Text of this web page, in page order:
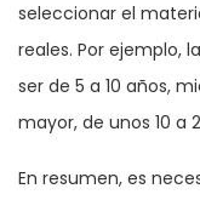
seleccionar el
reales. Por ejemplo,
ser de 5 a 10 años,
mayor, de unos 10 a
En resumen, es